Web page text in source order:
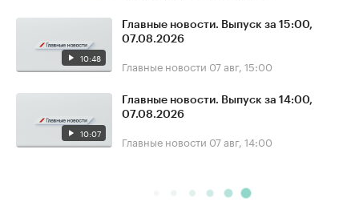
10:48
Главные новости. Выпуск за 15:00,
07.08.2026
Главные новости 07 авг, 15:00
10:07
Главные новости. Выпуск за 14:00,
07.08.2026
Главные новости 07 авг, 14:00